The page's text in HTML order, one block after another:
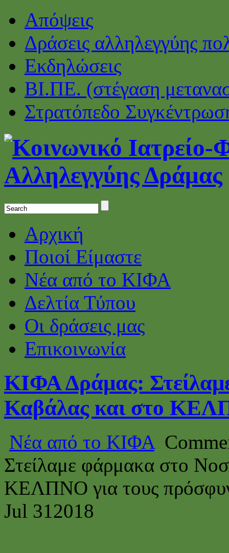
Απόψεις
Δράσεις αλληλεγγύης
Εκδηλώσεις
ΒΙ.ΠΕ. (στέγαση
Στρατόπεδο
Αρχική
Ποιοί Είμαστε
Νέα από το ΚΙΦΑ
Δελτία Τύπου
Οι δράσεις μας
Επικοινωνία
ΚΙΦΑ Δράμας:
Καβάλας και στο
Νέα από το ΚΙΦΑ
Στείλαμε φάρμακα στο
ΚΕΛΠΝΟ για τους
Jul 312018